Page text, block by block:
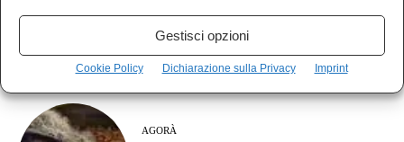
Gestisci opzioni
Cookie Policy Dichiarazione sulla Privacy Imprint
Lecco, il Decreto Sicurezza e il prezzo del
dissenso: manifestare può costare 13 mila
euro
AGORÀ